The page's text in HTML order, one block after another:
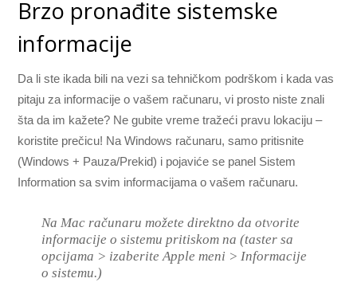
Brzo pronađite sistemske
informacije
Da li ste ikada bili na vezi sa tehničkom podrškom i kada vas
pitaju za informacije o vašem računaru, vi prosto niste znali
šta da im kažete? Ne gubite vreme tražeći pravu lokaciju –
koristite prečicu! Na Windows računaru, samo pritisnite
(Windows + Pauza/Prekid) i pojaviće se panel Sistem
Information sa svim informacijama o vašem računaru.
Na Mac računaru možete direktno da otvorite
informacije o sistemu pritiskom na (taster sa
opcijama > izaberite Apple meni > Informacije
o sistemu.)